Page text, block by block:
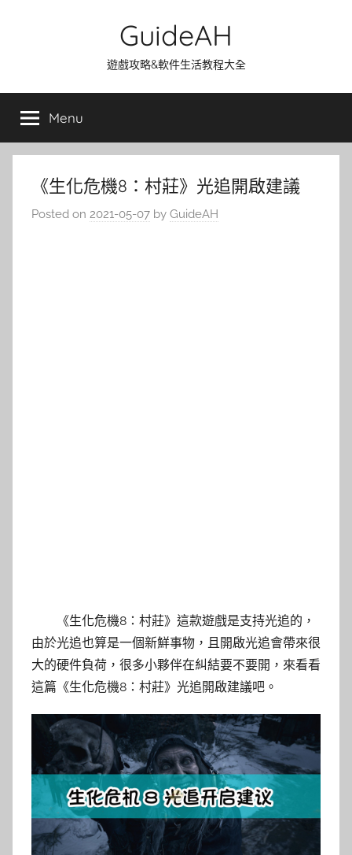
GuideAH
遊戲攻略&軟件生活教程大全
Menu
《生化危機8：村莊》光追開啟建議
Posted on 2021-05-07 by GuideAH
《生化危機8：村莊》這款遊戲是支持光追的，
由於光追也算是一個新鮮事物，且開啟光追會帶來很
大的硬件負荷，很多小夥伴在糾結要不要開，來看看
這篇《生化危機8：村莊》光追開啟建議吧。